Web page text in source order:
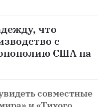
что
с
США на
совместные